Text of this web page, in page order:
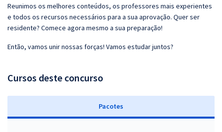
Reunimos os melhores conteúdos, os professores mais experientes
e todos os recursos necessários para a sua aprovação. Quer ser
residente? Comece agora mesmo a sua preparação!
Então, vamos unir nossas forças! Vamos estudar juntos?
Cursos deste concurso
Pacotes